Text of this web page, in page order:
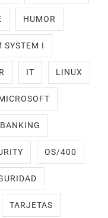
HUMOR
SYSTEM I
IT LINUX
OS/400
TARJETAS